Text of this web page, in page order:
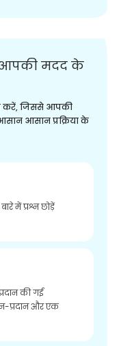
मदद के
करें, जिससे आपकी
आसान प्रक्रिया के
में प्रश्न छोड़ें
की गई
प्रदान और एक